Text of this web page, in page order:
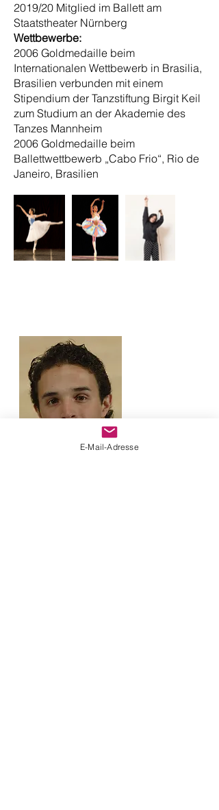
2019/20 Mitglied im Ballett am
Staatstheater Nürnberg
Wettbewerbe:
2006 Goldmedaille beim
Internationalen Wettbewerb in Brasilia,
Brasilien verbunden mit einem
Stipendium der Tanzstiftung Birgit Keil
zum Studium an der Akademie des
Tanzes Mannheim
2006 Goldmedaille beim
Ballettwettbewerb „Cabo Frio“, Rio de
Janeiro, Brasilien
E-Mail-Adresse